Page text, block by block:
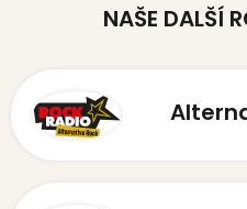
NAŠE DALŠÍ